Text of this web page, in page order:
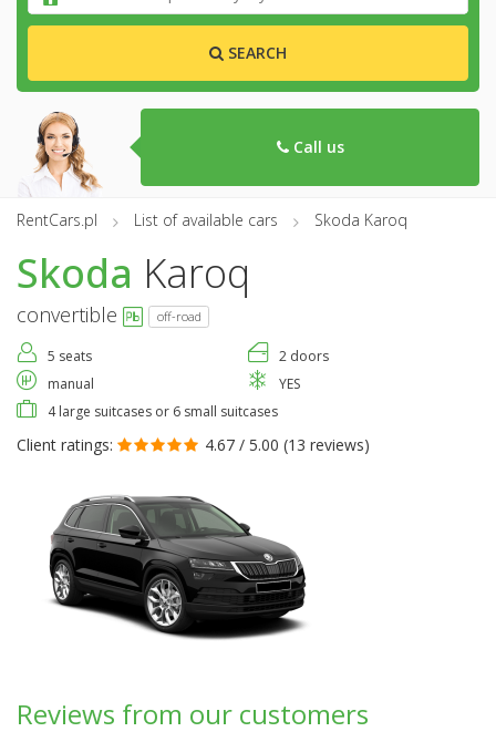
SEARCH
Call us
RentCars.pl List of available cars Skoda Karoq
Skoda Karoq
convertible off-road
5 seats
2 doors
manual
YES
4 large suitcases or 6 small suitcases
Client ratings: 4.67 / 5.00 (13 reviews)
Reviews from our customers